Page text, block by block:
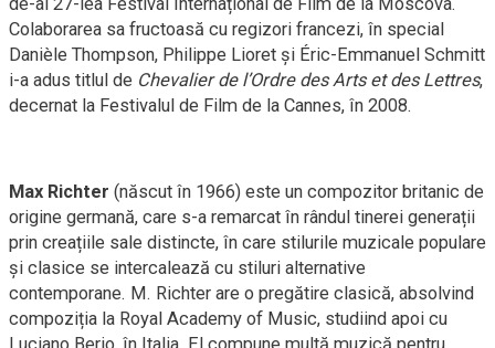
de-al 27-lea Festival Internațional de Film de la Moscova.
Colaborarea sa fructoasă cu regizori francezi, în special
Danièle Thompson, Philippe Lioret și Éric-Emmanuel Schmitt
i-a adus titlul de Chevalier de l’Ordre des Arts et des Lettres,
decernat la Festivalul de Film de la Cannes, în 2008.
Max Richter (născut în 1966) este un compozitor britanic de
origine germană, care s-a remarcat în rândul tinerei generații
prin creațiile sale distincte, în care stilurile muzicale populare
și clasice se intercalează cu stiluri alternative
contemporane. M. Richter are o pregătire clasică, absolvind
compoziția la Royal Academy of Music, studiind apoi cu